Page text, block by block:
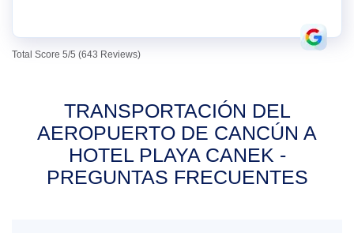
Total Score 5/5 (643 Reviews)
TRANSPORTACIÓN DEL
AEROPUERTO DE CANCÚN A
HOTEL PLAYA CANEK -
PREGUNTAS FRECUENTES